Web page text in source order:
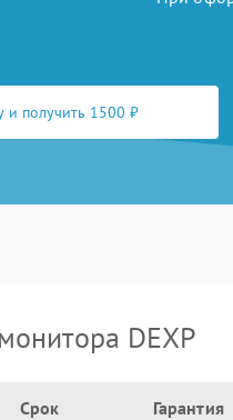
и получить 1500 ₽
DEXP
Срок Гарантия